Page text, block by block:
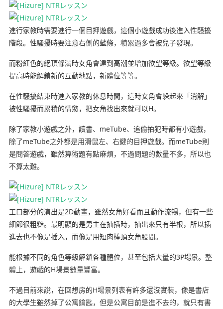
進行家教時需要進行一個目押遊戲，這個小遊戲成功後進入性騷擾
階段。性騷擾時要注意右側的藍條，積累過多會被兒子發現。
而粉紅色的絕頂條滿時女角會達到高潮並增加欲望等級。欲望等級
提高時能解鎖新的互動地點，新體位等等。
在性騷擾結束時進入家教的休息時間，這時女角會躲起來「消解」
被性騷擾而累積的情慾，把女角找出來就可以H。
除了家教小遊戲之外，讀書、meTube、追偷拍犯時都有小遊戲，
除了meTube之外都是用滑鼠左、右鍵的目押遊戲。而meTube則
是問答遊戲，雖然算術題有點麻煩，不過問題的數量不多，所以也
不算太難。
工口部分的演出是2D動畫，雖然女角好看而且動作流暢，但有一些
細節很粗糙。最明顯的是男主在抽插時，抽出來只有半根，所以插
進去也不像是插入，而像是用短肉棒頂女角股間。
能根據不同的角色等級解鎖各種體位，甚至包括大量的3P場景。整
體上，遊戲的H場景數量豐富。
不過目前來說，在回想房的H場景列表有許多還沒實裝，像是書店
的大學生雖然掉了公寓鑰匙，但是公寓目前是進不去的，就只有書